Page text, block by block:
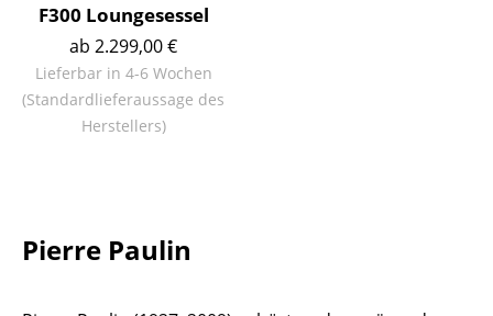
Stehtische & Stehpulte
Kindertische
Gartentische
... alle Tische
F300 Loungesessel
ab 2.299,00 €
Lieferbar in 4-6 Wochen
(Standardlieferaussage des
Herstellers)
Pierre Paulin